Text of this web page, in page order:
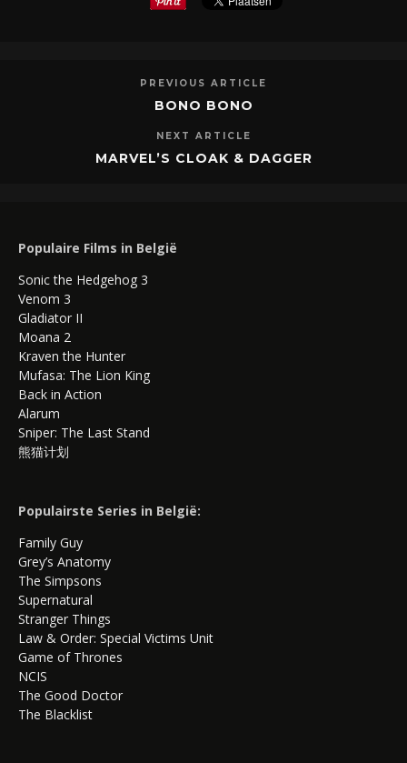
PREVIOUS ARTICLE
BONO BONO
NEXT ARTICLE
MARVEL’S CLOAK & DAGGER
Populaire Films in België
Sonic the Hedgehog 3
Venom 3
Gladiator II
Moana 2
Kraven the Hunter
Mufasa: The Lion King
Back in Action
Alarum
Sniper: The Last Stand
熊猫计划
Populairste Series in België:
Family Guy
Grey’s Anatomy
The Simpsons
Supernatural
Stranger Things
Law & Order: Special Victims Unit
Game of Thrones
NCIS
The Good Doctor
The Blacklist